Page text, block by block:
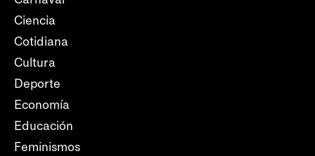
Ciencia
Cotidiana
Cultura
Deporte
Economía
Educación
Feminismos